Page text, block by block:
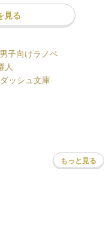
藤の説得のセリフが良
来たことが、金城を忘
と葛藤する槍水にも当
だからしょうがない。
槍水を説得することへ
いので短編を書いて欲
が書けるのだから、違
見る
男子向けラノベ
人
ッシュ文庫
もっと見る